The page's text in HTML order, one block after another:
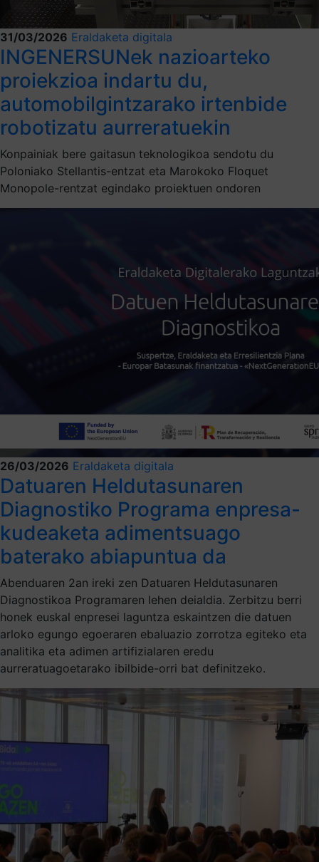
31/03/2026 Eraldaketa digitala
INGENERSUNek nazioarteko
proiekzioa indartu du,
automobilgintzarako irtenbide
robotizatu aurreratuekin
Konpainiak bere gaitasun teknologikoa sendotu du
Poloniako Stellantis-entzat eta Marokoko Floquet
Monopole-rentzat egindako proiektuen ondoren
26/03/2026 Eraldaketa digitala
Datuaren Heldutasunaren
Diagnostiko Programa enpresa-
kudeaketa adimentsuago
baterako abiapuntua da
Abenduaren 2an ireki zen Datuaren Heldutasunaren
Diagnostikoa Programaren lehen deialdia. Zerbitzu berri
honek euskal enpresei laguntza eskaintzen die datuen
arloko egungo egoeraren ebaluazio zorrotza egiteko eta
analitika eta adimen artifizialaren eredu
aurreratuagoetarako ibilbide-orri bat definitzeko.